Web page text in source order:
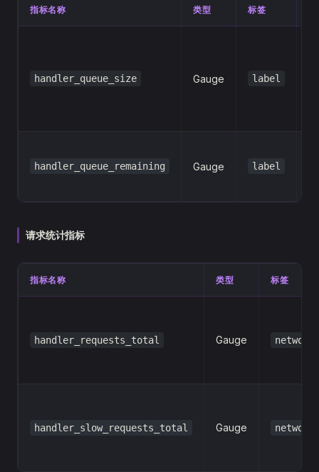
指标名称 类型 标签
handler_queue_size Gauge label
handler_queue_remaining Gauge label
请求统计指标
指标名称 类型 标签
handler_requests_total Gauge network
handler_slow_requests_total Gauge network